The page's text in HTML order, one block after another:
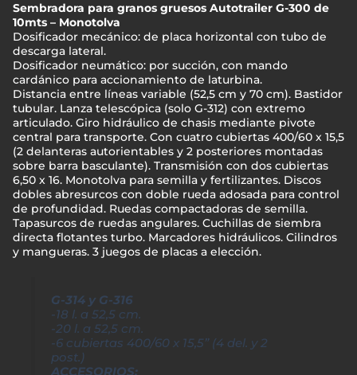
Sembradora para granos gruesos Autotrailer G-300 de
10mts – Monotolva
Dosificador mecánico: de placa horizontal con tubo de
descarga lateral.
Dosificador neumático: por succión, con mando
cardánico para accionamiento de laturbina.
Distancia entre líneas variable (52,5 cm y 70 cm). Bastidor
tubular. Lanza telescópica (solo G-312) con extremo
articulado. Giro hidráulico de chasis mediante pivote
central para transporte. Con cuatro cubiertas 400/60 x 15,5
(2 delanteras autorientables y 2 posteriores montadas
sobre barra basculante). Transmisión con dos cubiertas
6,50 x 16. Monotolva para semilla y fertilizantes. Discos
dobles abresurcos con doble rueda adosada para control
de profundidad. Ruedas compactadoras de semilla.
Tapasurcos de ruedas angulares. Cuchillas de siembra
directa flotantes turbo. Marcadores hidráulicos. Cilindros
y mangueras. 3 juegos de placas a elección.
G-314 y G-316
-18 l. a 52,5 cm.
-20 l. a 52,5 cm.
-6 cubiertas 400/60 x 15,5” (4 del. y 2
post.)
ACCESORIOS: